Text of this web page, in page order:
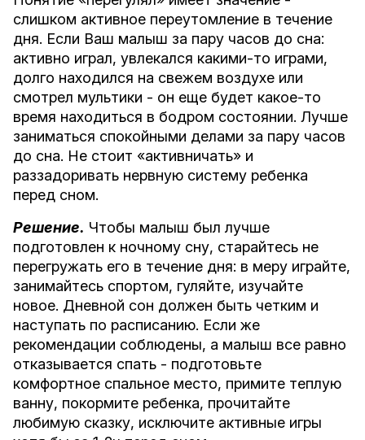
слишком активное переутомление в течение
дня. Если Ваш малыш за пару часов до сна:
активно играл, увлекался какими-то играми,
долго находился на свежем воздухе или
смотрел мультики - он еще будет какое-то
время находиться в бодром состоянии. Лучше
заниматься спокойными делами за пару часов
до сна. Не стоит «активничать» и
раззадоривать нервную систему ребенка
перед сном.
Решение. Чтобы малыш был лучше
подготовлен к ночному сну, старайтесь не
перегружать его в течение дня: в меру играйте,
занимайтесь спортом, гуляйте, изучайте
новое. Дневной сон должен быть четким и
наступать по расписанию. Если же
рекомендации соблюдены, а малыш все равно
отказывается спать - подготовьте
комфортное спальное место, примите теплую
ванну, покормите ребенка, прочитайте
любимую сказку, исключите активные игры